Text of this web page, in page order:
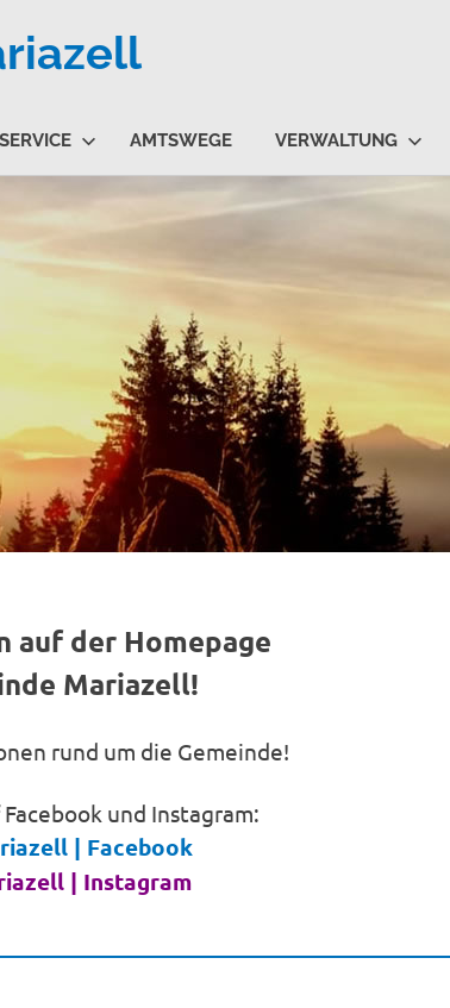
AMTSWEGE VERWALTUNG
auf der Homepage
Mariazell!
rund um die Gemeinde!
und Instagram:
| Facebook
| Instagram